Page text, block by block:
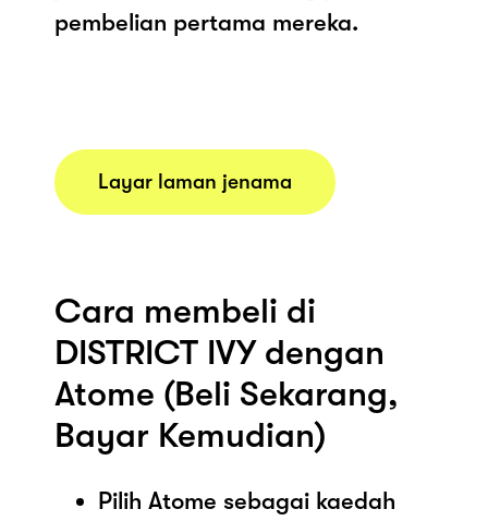
pembelian pertama mereka.
Layar laman jenama
Cara membeli di
DISTRICT IVY dengan
Atome (Beli Sekarang,
Bayar Kemudian)
Pilih Atome sebagai kaedah